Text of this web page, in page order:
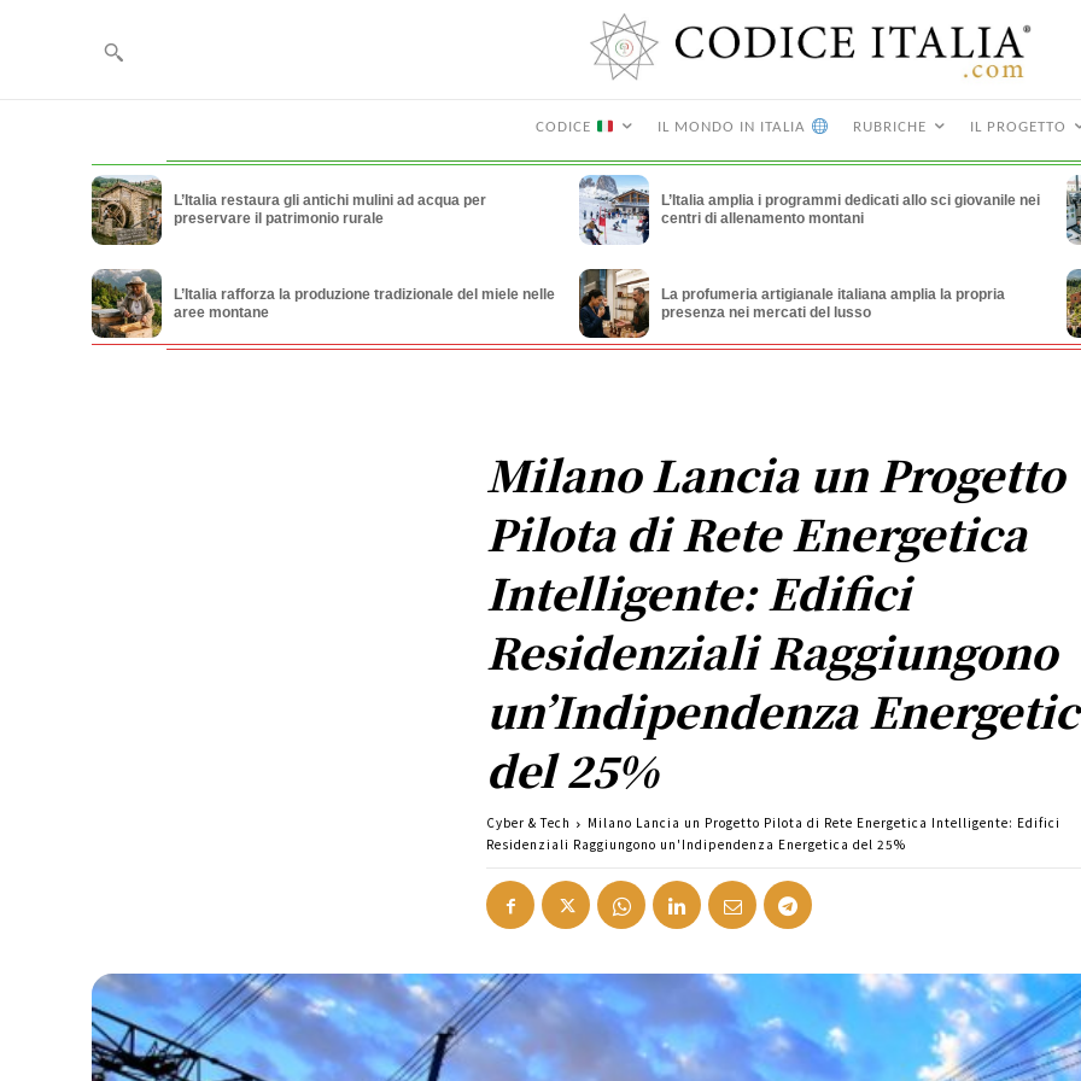
CODICE IL MONDO IN ITALIA RUBRICHE IL PROGETTO
L’Italia restaura gli antichi mulini ad acqua per
preservare il patrimonio rurale
L’Italia amplia i programmi dedicati allo sci giovanile nei
centri di allenamento montani
L’Italia rafforza la produzione tradizionale del miele nelle
aree montane
La profumeria artigianale italiana amplia la propria
presenza nei mercati del lusso
Milano Lancia un Progetto
Pilota di Rete Energetica
Intelligente: Edifici
Residenziali Raggiungono
un’Indipendenza
del 25%
Cyber & Tech
Milano Lancia un Progetto Pilota di Rete Energetica Intelligente: Edifici
Residenziali Raggiungono un'Indipendenza Energetica del 25%